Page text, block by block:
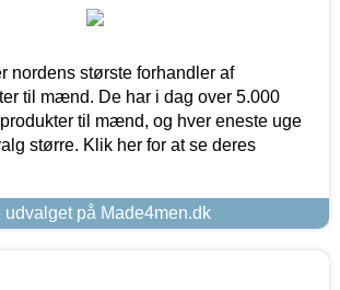
nordens største forhandler af
til mænd. De har i dag over 5.000
til mænd, og hver eneste uge
større. Klik her for at se deres
udvalget på Made4men.dk